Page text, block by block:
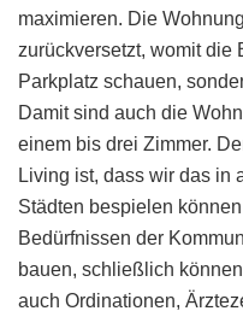
maximieren. Die
zurückversetzt, womit die
Parkplatz schauen,
Damit sind auch die
einem bis drei Zimmer.
Living ist, dass wir das in
Städten bespielen
Bedürfnissen der
bauen, schließlich
auch Ordinationen,